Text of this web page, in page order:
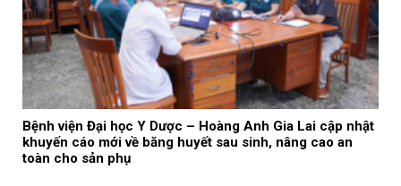
Bệnh viện Đại học Y Dược – Hoàng Anh Gia Lai cập nhật
khuyến cáo mới về băng huyết sau sinh, nâng cao an
toàn cho sản phụ